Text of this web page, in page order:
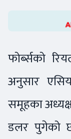
फोर्ब्सको
अनुसार
समूहका
डलर पुगेको